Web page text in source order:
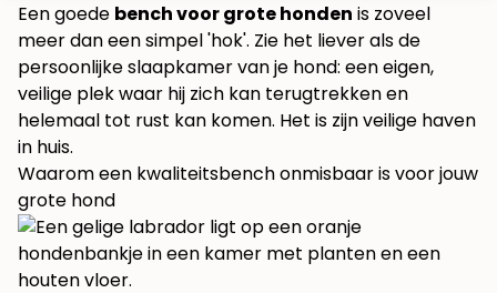
Een goede bench voor grote honden is zoveel
meer dan een simpel 'hok'. Zie het liever als de
persoonlijke slaapkamer van je hond: een eigen,
veilige plek waar hij zich kan terugtrekken en
helemaal tot rust kan komen. Het is zijn veilige haven
in huis.
Waarom een kwaliteitsbench onmisbaar is voor jouw
grote hond